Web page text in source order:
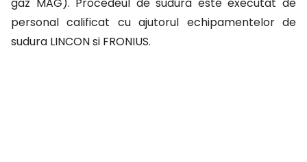
personal calificat cu ajutorul echipamentelor de
sudura LINCON si FRONIUS.